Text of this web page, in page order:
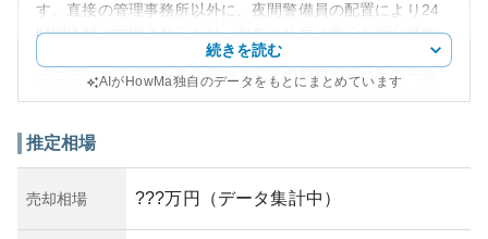
す。直接の管理事務所以外に、夜間警備員の配置により24
時間体制で管理されており、セキュリティ面でも安心感が
あります。このコミュニティは総戸数1872戸のビッグコミ
ュニティマンション群の一部で、その規模から地元の一部
クセスも良好です。
観点からも広く支持されています。所有リスクについて
は、大規模修繕の際に住民間での合意形成が求められると
続きを読む
AIがHowMa独自のデータをもとにまとめています
推定相場
売却相場 ???万円（データ集計中）